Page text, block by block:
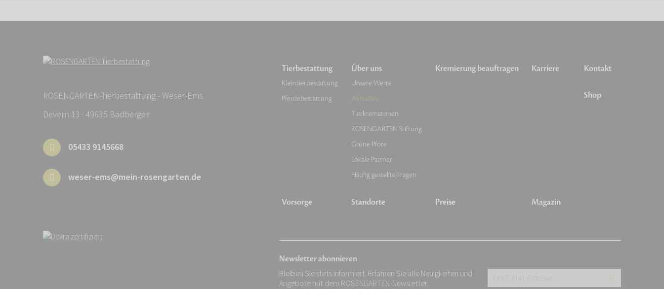
ROSENGARTEN-Tierbestattung - Weser-Ems
Devern 13 · 49635 Badbergen
05433 9145668
weser-ems@mein-rosengarten.de
Tierbestattung
Kleintierbestattung
Pferdebestattung
Vorsorge
Über uns
Unsere Werte
Aktuelles
Tierkrematorien
ROSENGARTEN-Stiftung
Grüne Pfote
Lokale Partner
Häufig gestellte Fragen
Standorte
Kremierung beauftragen
Preise
Karriere
Magazin
Kontakt
Shop
Newsletter abonnieren
Bleiben Sie stets informiert. Erfahren Sie alle Neuigkeiten und
Angebote mit dem ROSENGARTEN-Newsletter.